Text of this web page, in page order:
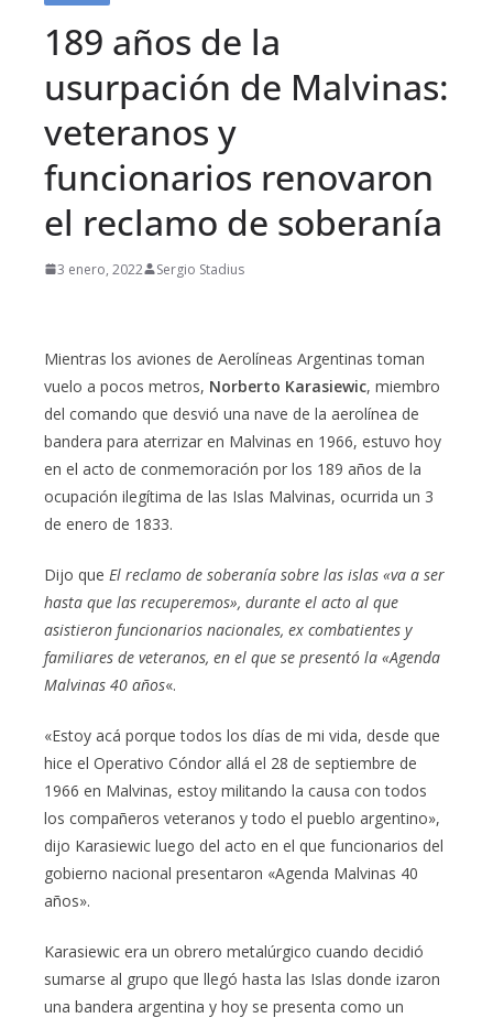
189 años de la
usurpación de Malvinas:
veteranos y
funcionarios renovaron
el reclamo de soberanía
3 enero, 2022 Sergio Stadius
Mientras los aviones de Aerolíneas Argentinas toman
vuelo a pocos metros, Norberto Karasiewic, miembro
del comando que desvió una nave de la aerolínea de
bandera para aterrizar en Malvinas en 1966, estuvo hoy
en el acto de conmemoración por los 189 años de la
ocupación ilegítima de las Islas Malvinas, ocurrida un 3
de enero de 1833.
Dijo que El reclamo de soberanía sobre las islas «va a ser
hasta que las recuperemos», durante el acto al que
asistieron funcionarios nacionales, ex combatientes y
familiares de veteranos, en el que se presentó la «Agenda
Malvinas 40 años«.
«Estoy acá porque todos los días de mi vida, desde que
hice el Operativo Cóndor allá el 28 de septiembre de
1966 en Malvinas, estoy militando la causa con todos
los compañeros veteranos y todo el pueblo argentino»,
dijo Karasiewic luego del acto en el que funcionarios del
gobierno nacional presentaron «Agenda Malvinas 40
años».
Karasiewic era un obrero metalúrgico cuando decidió
sumarse al grupo que llegó hasta las Islas donde izaron
una bandera argentina y hoy se presenta como un